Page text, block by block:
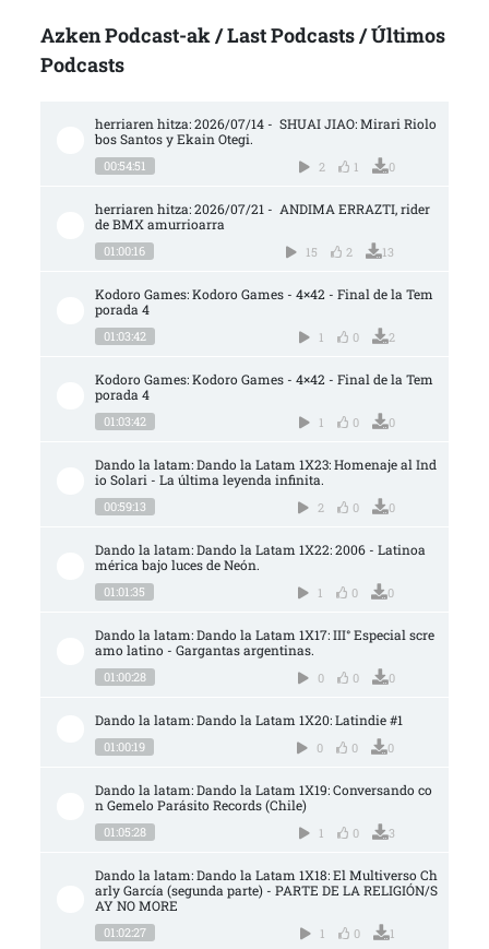
Azken Podcast-ak / Last Podcasts / Últimos
Podcasts
herriaren hitza: 2026/07/14 -  SHUAI JIAO: Mirari Riolo
bos Santos y Ekain Otegi.
00:54:51 2 1 0
herriaren hitza: 2026/07/21 -  ANDIMA ERRAZTI, rider
de BMX amurrioarra
01:00:16 15 2 13
Kodoro Games: Kodoro Games - 4×42 - Final de la Tem
porada 4
01:03:42 1 0 2
Kodoro Games: Kodoro Games - 4×42 - Final de la Tem
porada 4
01:03:42 1 0 0
Dando la latam: Dando la Latam 1X23: Homenaje al Ind
io Solari - La última leyenda infinita.
00:59:13 2 0 0
Dando la latam: Dando la Latam 1X22: 2006 - Latinoa
mérica bajo luces de Neón.
01:01:35 1 0 0
Dando la latam: Dando la Latam 1X17: III° Especial scre
amo latino - Gargantas argentinas.
01:00:28 0 0 0
Dando la latam: Dando la Latam 1X20: Latindie #1
01:00:19 0 0 0
Dando la latam: Dando la Latam 1X19: Conversando co
n Gemelo Parásito Records (Chile)
01:05:28 1 0 3
Dando la latam: Dando la Latam 1X18: El Multiverso Ch
arly García (segunda parte) - PARTE DE LA RELIGIÓN/S
AY NO MORE
01:02:27 1 0 1